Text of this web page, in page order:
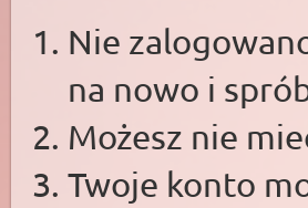
Nie
na nowo i
Możesz nie
Twoje konto